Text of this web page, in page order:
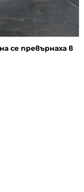
се превърнаха в